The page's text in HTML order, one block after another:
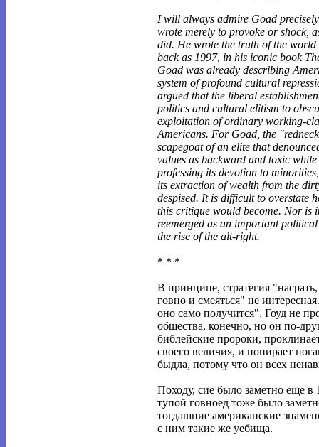
I will always admire Goad
wrote merely to provoke or shock,
did. He wrote the truth of the world
back as 1997, in his iconic book
Goad was already describing
system of profound cultural
argued that the liberal
politics and cultural elitism to
exploitation of ordinary working-
Americans. For Goad, the
scapegoat of an elite that
values as backward and toxic
professing its devotion to
its extraction of wealth from the
despised. It is difficult to overstate
this critique would become. Nor is
reemerged as an important
the rise of the alt-right.
* * *
В принципе, стратегия
говно и смеяться" не
оно само получится". Гоуд не
общества, конечно, но он по-
библейские пророки,
своего величия, и попирает
быдла, потому что он всех
Походу, сие было заметно еще
тупой говноед тоже было
тогдашние американские
с ним такие же уебища.